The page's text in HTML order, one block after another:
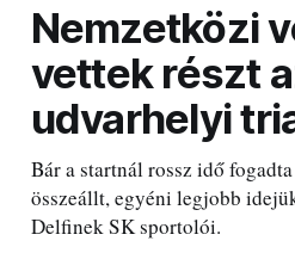
Nemzetközi
vettek részt
udvarhelyi
Bár a startnál rossz idő
összeállt, egyéni legjobb
Delfinek SK sportolói.